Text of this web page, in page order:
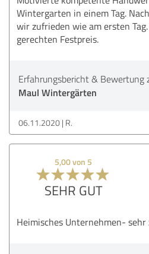
Wintergarten in einem Tag.
wir zufrieden wie am ersten
gerechten Festpreis.
Erfahrungsbericht & Bewertung
Maul Wintergärten
06.11.2020 R.
5,00 von 5
SEHR GUT
Heimisches Unternehmen- sehr